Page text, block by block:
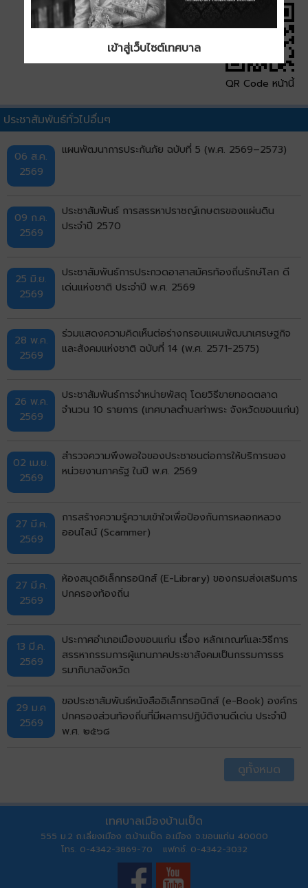
QR Code หน้านี้
ประชาสัมพันธ์ทั่วไปอื่นๆ
06 ส.ค.
2569
แผนพัฒนาการประกันภัย ฉบับที่ 5 (พ.ศ. 2569–2573)
09 ก.ค.
2569
ประชาสัมพันธ์ การสรรหาปราชญ์เกษตรของแผ่นดิน
ประจำปี 2570
25 มิ.ย.
2569
ประชาสัมพันธ์การประกวดอาสาสมัครท้องถิ่นรักษ์โลก ดี
เด่นแห่งชาติ ประจำปี พ.ศ. 2569
28 พ.ค.
2569
ร่วมแสดงความคิดเห็นต่อร่างกรอบแผนพัฒนาเศรษฐกิจ
และสังคมแห่งชาติ ฉบับที่ 14 (พ.ศ. 2571-2575)
26 พ.ค.
2569
ประชาสัมพันธ์การจำหน่ายพัสดุ โดยวิธีขายทอดตลาด
จำนวน 10 รายการ (เทศบาลตำบลท่าพระ จังหวัดขอนแก่น)
02 เม.ย.
2569
สำรวจความพึงพอใจของประชาชนต่อการให้บริการของ
หน่วยงานภาครัฐ ในปี พ.ศ. 2569
27 มี.ค.
2569
การสร้างความรู้ความเข้าใจเพื่อป้องกันการหลอกหลวง
ออนไลน์ (Scammer)
27 มี.ค.
2569
ห้องสมุดอิเล็กทรอนิกส์ (E-Library) ของกรมส่งเสริมการ
ปกครองท้องถิ่น
13 มี.ค.
2569
ประกาศอำเภอเมืองขอนแก่น เรื่อง หลักเกณฑ์และวิธีการ
สรรหากรรมการผู้แทนภาคประชาสังคมเป็นกรรมการธร
รมาภิบาลจังหวัด
29 ม.ค
2569
ขอประชาสัมพันธ์หนังสืออิเล็กทรอนิกส์ (e-Book) องค์กร
ปกครองส่วนท้องถิ่นที่มีผลการปฏิบัติงานดีเด่น ประจำปี
พ.ศ. ๒๕๖๘
ดูทั้งหมด
เทศบาลเมืองบ้านเป็ด
555 ม.2 ถ.เลี่ยงเมือง ต.บ้านเป็ด อ.เมือง จ.ขอนแก่น 40000
โทร. 0-4342-3869-70 แฟกซ์. 0-4342-3032
เข้าสู่เว็บไซต์เทศบาล